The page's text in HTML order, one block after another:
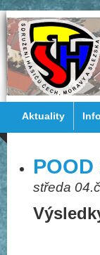
Aktuality
POOD
středa